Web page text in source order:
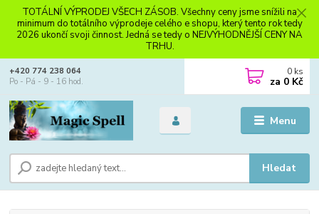
TOTÁLNÍ VÝPRODEJ VŠECH ZÁSOB. Všechny ceny jsme snížili na
minimum do totálního výprodeje celého e shopu, který tento rok tedy
2026 ukončí svoji činnost. Jedná se tedy o NEJVÝHODNĚJŠÍ CENY NA
TRHU.
Menu
Hledat
+420 774 238 064
Po - Pá - 9 - 16 hod.
0 ks
za 0 Kč